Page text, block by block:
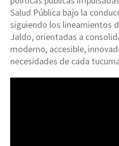
Salud Pública bajo la
siguiendo los lineamientos
Jaldo, orientadas a
moderno, accesible,
necesidades de cada